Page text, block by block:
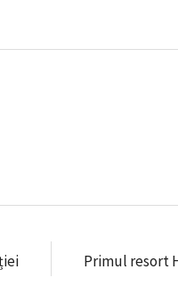
Primul resort